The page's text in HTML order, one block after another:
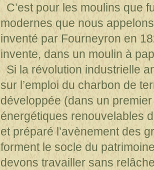
C’est pour les moulins que
modernes que nous
inventé par Fourneyron en
invente, dans un moulin à
Si la révolution industrielle
sur l’emploi du charbon de
développée (dans un
énergétiques renouvelables
et préparé l’avènement des
forment le socle du
devons travailler sans